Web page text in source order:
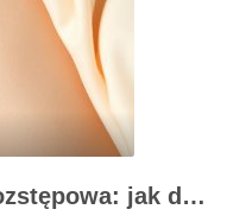
Profilaktyka przeciwrozstępowa: jak dbać o skórę skutecznie?